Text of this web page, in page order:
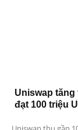
Uniswap tăng
đạt 100 triệu